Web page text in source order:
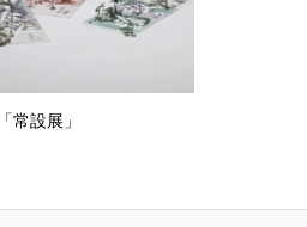
「常設展」